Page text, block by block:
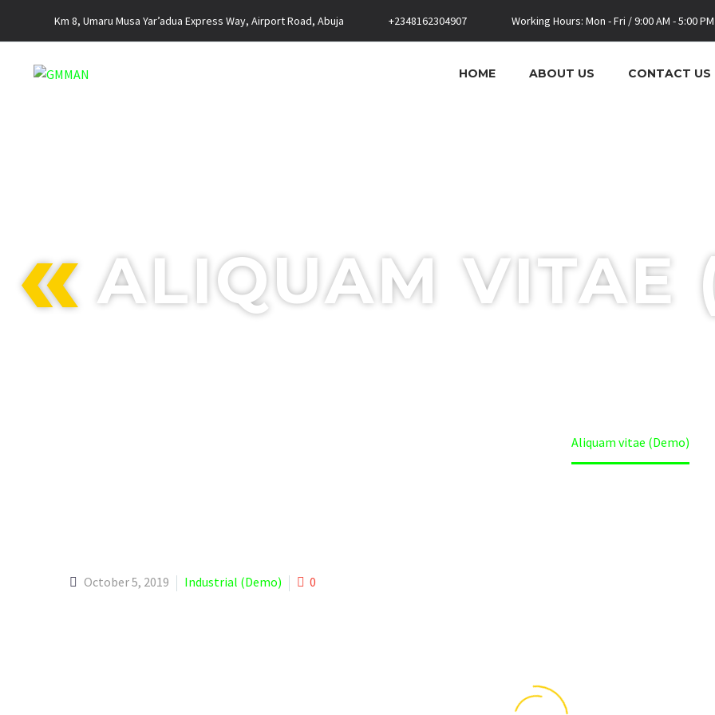
Km 8, Umaru Musa Yar’adua Express Way, Airport Road, Abuja +2348162304907 Working Hours: Mon - Fri / 9:00 AM - 5:00 PM
HOME ABOUT US CONTACT US
ALIQUAM VITAE
Aliquam vitae (Demo)
October 5, 2019 Industrial (Demo) 0